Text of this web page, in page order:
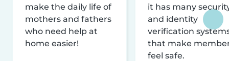
make the daily life of
mothers and fathers
who need help at
home easier!
it has many
and identity
verification
that make
feel safe.